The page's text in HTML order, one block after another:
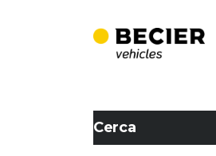
BECIER MOBILITAT
Cerca